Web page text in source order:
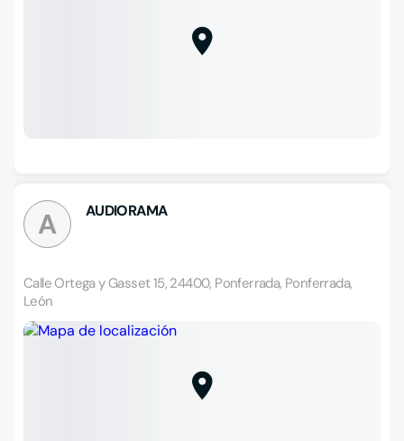
A AUDIORAMA
Calle Ortega y Gasset 15, 24400, Ponferrada, Ponferrada,
León